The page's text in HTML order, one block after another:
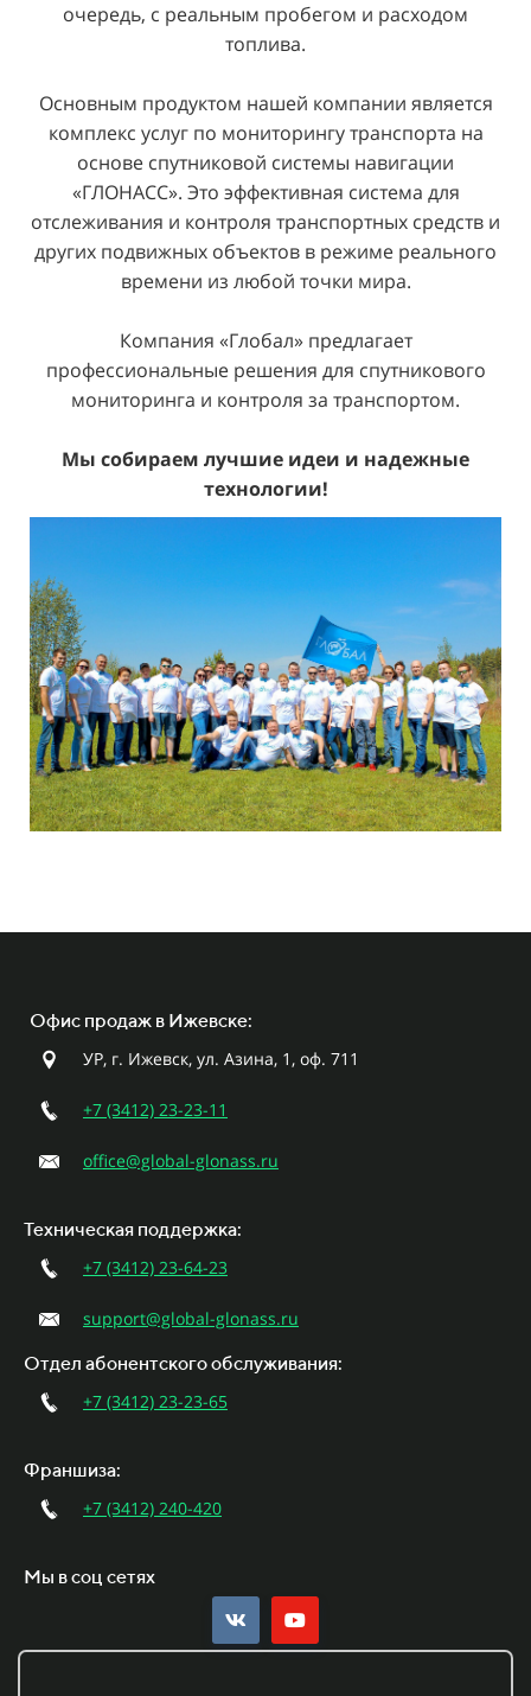
очередь, с реальным пробегом и расходом
топлива.
Основным продуктом нашей компании является
комплекс услуг по мониторингу транспорта на
основе спутниковой системы навигации
«ГЛОНАСС». Это эффективная система для
отслеживания и контроля транспортных средств и
других подвижных объектов в режиме реального
времени из любой точки мира.
Компания «Глобал» предлагает
профессиональные решения для спутникового
мониторинга и контроля за транспортом.
Мы собираем лучшие идеи и надежные
технологии!
Офис продаж в Ижевске:
УР, г. Ижевск, ул. Азина, 1, оф. 711
+7 (3412) 23-23-11
office@global-glonass.ru
Техническая поддержка:
+7 (3412) 23-64-23
support@global-glonass.ru
Отдел абонентского обслуживания:
+7 (3412) 23-23-65
Франшиза:
+7 (3412) 240-420
Мы в соц сетях